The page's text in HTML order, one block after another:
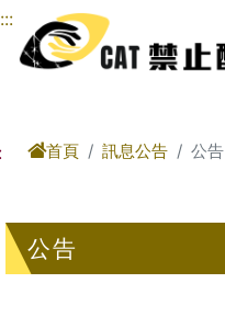
進入內容區塊
:::
首頁 訊息公告 公告
公告